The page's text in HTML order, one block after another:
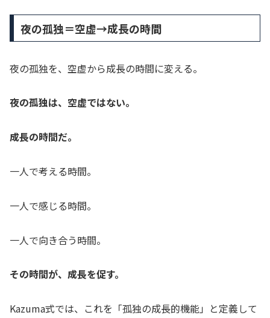
夜の孤独＝空虚→成長の時間
夜の孤独を、空虚から成長の時間に変える。
夜の孤独は、空虚ではない。
成長の時間だ。
一人で考える時間。
一人で感じる時間。
一人で向き合う時間。
その時間が、成長を促す。
Kazuma式では、これを「孤独の成長的機能」と定義して